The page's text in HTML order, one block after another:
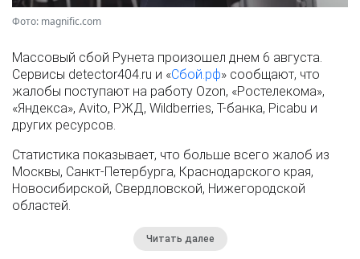
Фото: magnific.com
Массовый сбой Рунета произошел днем 6 августа.
Сервисы detector404.ru и «Сбой.рф» сообщают, что
жалобы поступают на работу Ozon, «Ростелекома»,
«Яндекса», Avito, РЖД, Wildberries, Т-банка, Picabu и
других ресурсов.
Статистика показывает, что больше всего жалоб из
Москвы, Санкт-Петербурга, Краснодарского края,
Новосибирской, Свердловской, Нижегородской
областей.
Читать далее